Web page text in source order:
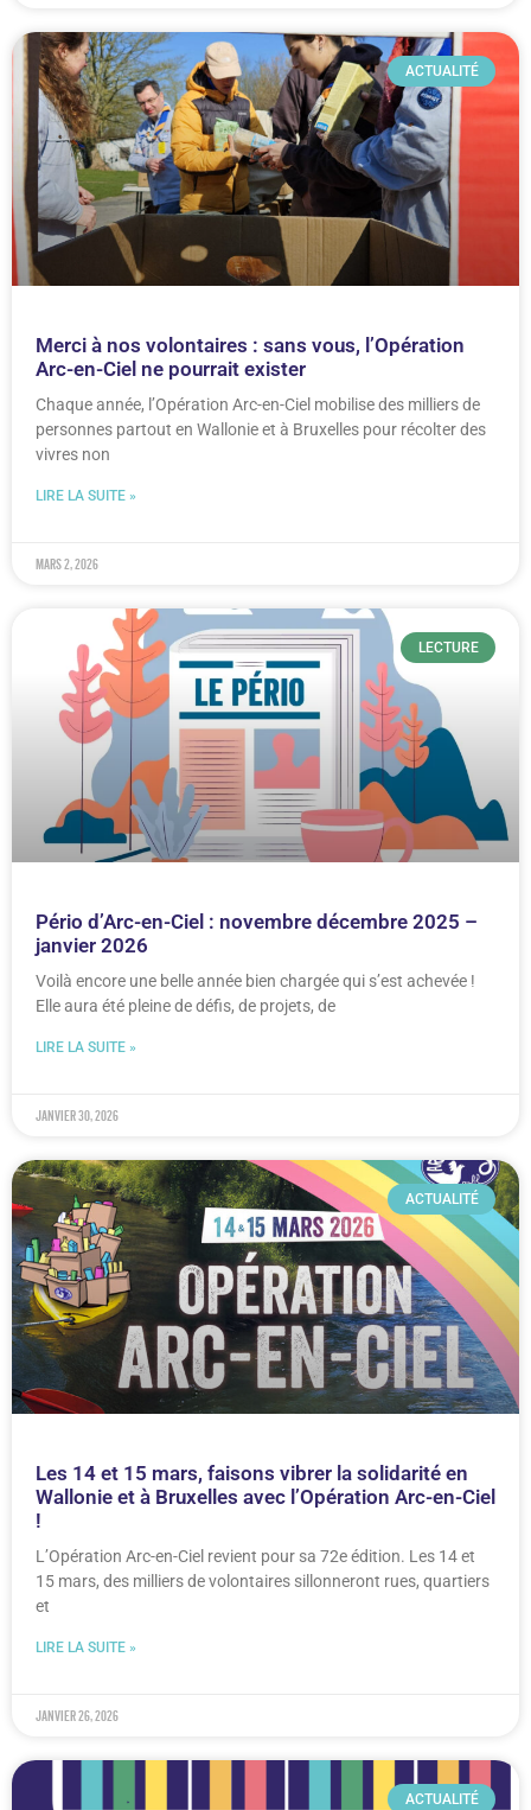
ACTUALITÉ
Merci à nos volontaires : sans vous, l’Opération
Arc-en-Ciel ne pourrait exister
Chaque année, l’Opération Arc-en-Ciel mobilise des milliers de
personnes partout en Wallonie et à Bruxelles pour récolter des
vivres non
LIRE LA SUITE »
mars 2, 2026
LECTURE
Pério d’Arc-en-Ciel : novembre décembre 2025 –
janvier 2026
Voilà encore une belle année bien chargée qui s’est achevée !
Elle aura été pleine de défis, de projets, de
LIRE LA SUITE »
janvier 30, 2026
ACTUALITÉ
Les 14 et 15 mars, faisons vibrer la solidarité en
Wallonie et à Bruxelles avec l’Opération Arc-en-Ciel
!
L’Opération Arc-en-Ciel revient pour sa 72e édition. Les 14 et
15 mars, des milliers de volontaires sillonneront rues, quartiers
et
LIRE LA SUITE »
janvier 26, 2026
ACTUALITÉ